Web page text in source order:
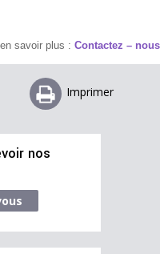
savoir plus : Contactez – nous
Imprimer
nos